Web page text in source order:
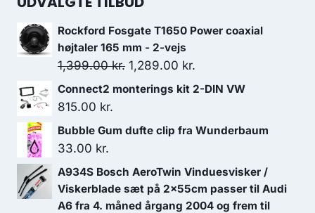
Rockford Fosgate T1650 Power coaxial
højtaler 165 mm - 2-vejs
1,399.00kr. Den
oprindelige
1,399.00 kr..
1,289.00 kr.
aktuelle
Connect2 monterings kit 2-DIN VW
815.00 kr.
Bubble Gum dufte clip fra Wunderbaum
33.00 kr.
A934S Bosch AeroTwin Vinduesvisker /
Viskerblade sæt på 2x55cm passer til Audi
A6 fra 4. måned årgang 2004 og frem til